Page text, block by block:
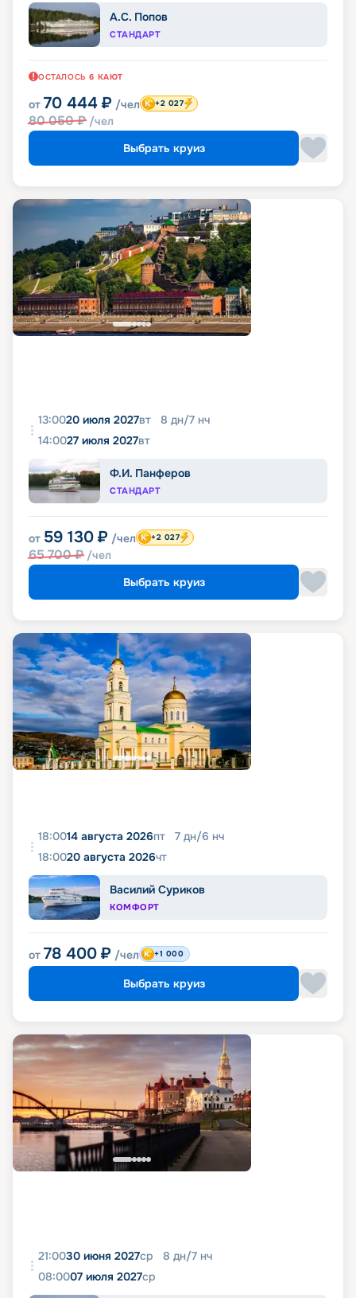
А.С. Попов
СТАНДАРТ
ОСТАЛОСЬ 6 КАЮТ
от 70 444 ₽ /чел
80 050₽ /чел
+2 027
Выбрать круиз
13:0020 июля 2027вт 8 дн/7 нч
14:0027 июля 2027вт
Ф.И. Панферов
СТАНДАРТ
от 59 130 ₽ /чел
65 700₽ /чел
+2 027
Выбрать круиз
18:0014 августа 2026пт 7 дн/6 нч
18:0020 августа 2026чт
Василий Суриков
КОМФОРТ
от 78 400 ₽ /чел +1 000
Выбрать круиз
21:0030 июня 2027ср 8 дн/7 нч
08:0007 июля 2027ср